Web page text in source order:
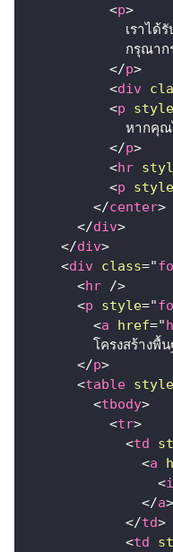
<p>
เราได้
กรุณาก
</p>
<div
<p style
หากคุณ
</p>
<hr
<p style
</center>
</div>
</div>
<div class="
<hr />
<p style="
<a href="
โครงสร้าง
</p>
<table style
<tbody>
<tr>
<td
<a
<
</a>
</td>
<td